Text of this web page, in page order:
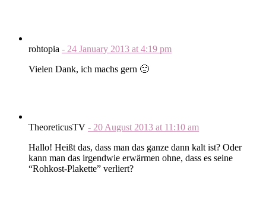
rohtopia - 24 January 2013 at 4:19 pm
Vielen Dank, ich machs gern 🙂
TheoreticusTV - 20 August 2013 at 11:10 am
Hallo! Heißt das, dass man das ganze dann kalt ist? Oder
kann man das irgendwie erwärmen ohne, dass es seine
“Rohkost-Plakette” verliert?